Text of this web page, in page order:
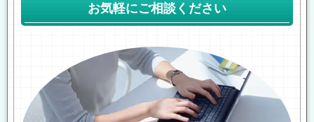
お気軽にご相談ください